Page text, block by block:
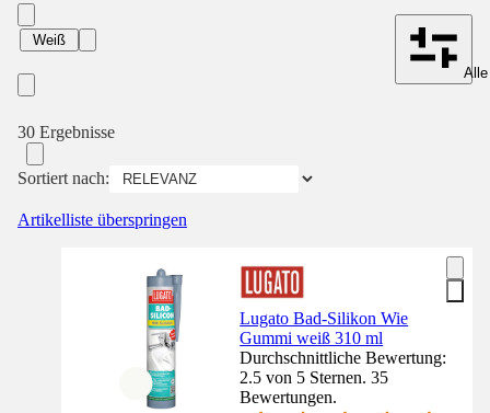
Weiß
30 Ergebnisse
Sortiert nach:
Artikelliste überspringen
Lugato Bad-Silikon Wie
Gummi weiß 310 ml
Durchschnittliche Bewertung:
2.5 von 5 Sternen. 35
Bewertungen.